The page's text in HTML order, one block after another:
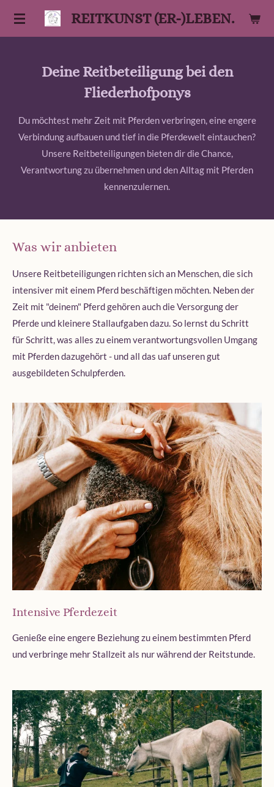
Zum
REITKUNST (ER-)LEBEN.
Deine Reitbeteiligung bei den
Fliederhofponys
Du möchtest mehr Zeit mit Pferden verbringen, eine engere
Verbindung aufbauen und tief in die Pferdewelt eintauchen?
Unsere Reitbeteiligungen bieten dir die Chance,
Verantwortung zu übernehmen und den Alltag mit Pferden
kennenzulernen.
Was wir anbieten
Unsere Reitbeteiligungen richten sich an Menschen, die sich
intensiver mit einem Pferd beschäftigen möchten. Neben der
Zeit mit "deinem" Pferd gehören auch die Versorgung der
Pferde und kleinere Stallaufgaben dazu. So lernst du Schritt
für Schritt, was alles zu einem verantwortungsvollen Umgang
mit Pferden dazugehört - und all das uaf unseren gut
ausgebildeten Schulpferden.
Intensive Pferdezeit
Genieße eine engere Beziehung zu einem bestimmten Pferd
und verbringe mehr Stallzeit als nur während der Reitstunde.